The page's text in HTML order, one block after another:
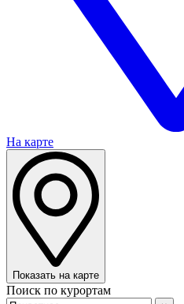
На карте
Показать на карте
Поиск по курортам